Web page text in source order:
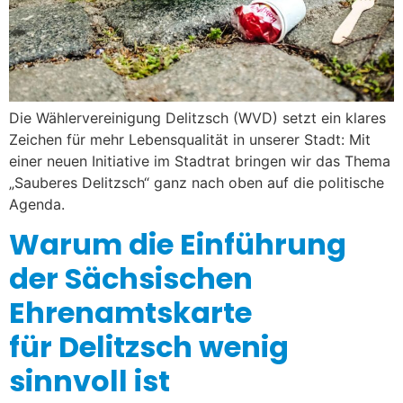
Die Wählervereinigung Delitzsch (WVD) setzt ein klares
Zeichen für mehr Lebensqualität in unserer Stadt: Mit
einer neuen Initiative im Stadtrat bringen wir das Thema
„Sauberes Delitzsch“ ganz nach oben auf die politische
Agenda.
Warum die Einführung
der Sächsischen
Ehrenamtskarte
für Delitzsch wenig
sinnvoll ist